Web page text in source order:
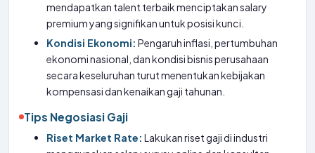
mendapatkan talent terbaik menciptakan salary
premium yang signifikan untuk posisi kunci.
Kondisi Ekonomi: Pengaruh inflasi, pertumbuhan
ekonomi nasional, dan kondisi bisnis perusahaan
secara keseluruhan turut menentukan kebijakan
kompensasi dan kenaikan gaji tahunan.
Tips Negosiasi Gaji
Riset Market Rate: Lakukan riset gaji di industri